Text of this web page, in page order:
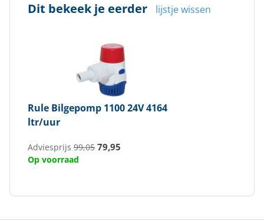
Dit bekeek je eerder lijstje wissen
Rule Bilgepomp 1100 24V 4164
ltr/uur
Adviesprijs 99,05 79,95
Op voorraad